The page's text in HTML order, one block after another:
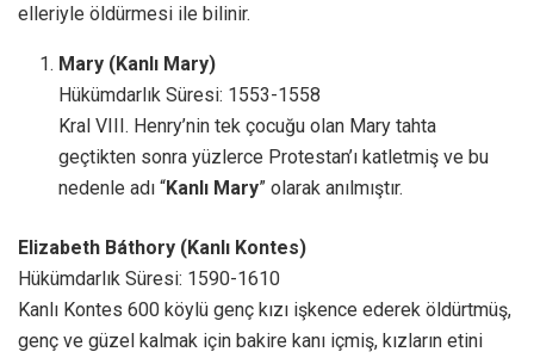
elleriyle öldürmesi ile bilinir.
Mary (Kanlı Mary)
Hükümdarlık Süresi: 1553-1558
Kral VIII. Henry’nin tek çocuğu olan Mary tahta
geçtikten sonra yüzlerce Protestan’ı katletmiş ve bu
nedenle adı “Kanlı Mary” olarak anılmıştır.
Elizabeth Báthory (Kanlı Kontes)
Hükümdarlık Süresi: 1590-1610
Kanlı Kontes 600 köylü genç kızı işkence ederek öldürtmüş,
genç ve güzel kalmak için bakire kanı içmiş, kızların etini